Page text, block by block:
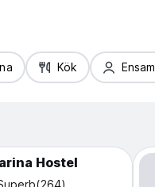
Kök
Hostel
(264)